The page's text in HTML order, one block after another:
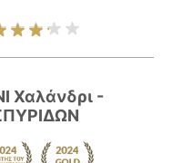
Χαλάνδρι -